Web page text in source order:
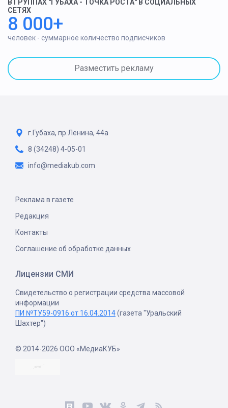
В ГРУППАХ "ГУБАХА - ТОЧКА РОСТА" В СОЦИАЛЬНЫХ
СЕТЯХ
8 000+
человек - суммарное количество подписчиков
Разместить рекламу
г.Губаха, пр.Ленина, 44а
8 (34248) 4-05-01
info@mediakub.com
Реклама в газете
Редакция
Контакты
Соглашение об обработке данных
Лицензии СМИ
Свидетельство о регистрации средства массовой
информации
ПИ №ТУ59-0916 от 16.04.2014(газета "Уральский
Шахтер")
© 2014-2026 ООО «МедиаКУБ»